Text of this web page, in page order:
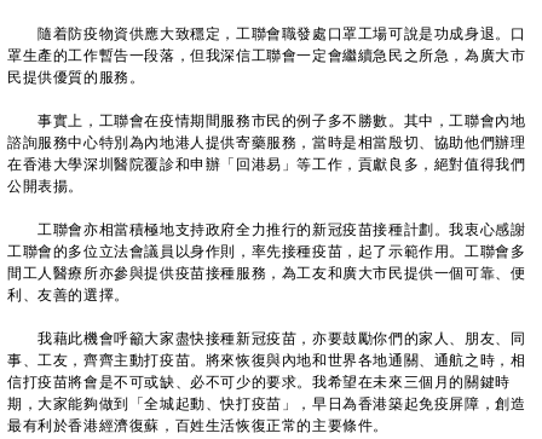
隨着防疫物資供應大致穩定，工聯會職發處口罩工場可說是功成身退。口
罩生產的工作暫告一段落，但我深信工聯會一定會繼續急民之所急，為廣大市
民提供優質的服務。
事實上，工聯會在疫情期間服務市民的例子多不勝數。其中，工聯會內地
諮詢服務中心特別為內地港人提供寄藥服務，當時是相當殷切、協助他們辦理
在香港大學深圳醫院覆診和申辦「回港易」等工作，貢獻良多，絕對值得我們
公開表揚。
工聯會亦相當積極地支持政府全力推行的新冠疫苗接種計劃。我衷心感謝
工聯會的多位立法會議員以身作則，率先接種疫苗，起了示範作用。工聯會多
間工人醫療所亦參與提供疫苗接種服務，為工友和廣大市民提供一個可靠、便
利、友善的選擇。
我藉此機會呼籲大家盡快接種新冠疫苗，亦要鼓勵你們的家人、朋友、同
事、工友，齊齊主動打疫苗。將來恢復與內地和世界各地通關、通航之時，相
信打疫苗將會是不可或缺、必不可少的要求。我希望在未來三個月的關鍵時
期，大家能夠做到「全城起動、快打疫苗」，早日為香港築起免疫屏障，創造
最有利於香港經濟復蘇，百姓生活恢復正常的主要條件。